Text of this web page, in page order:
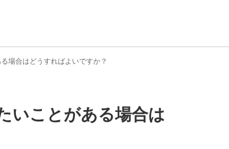
場合はどうすればよいですか？
いことがある場合は